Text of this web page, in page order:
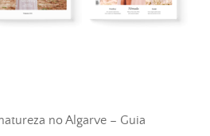
no Algarve – Guia